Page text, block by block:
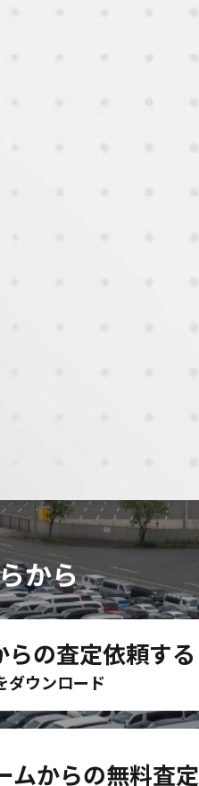
から
らの査定依頼する
ダウンロード
ムからの無料査定